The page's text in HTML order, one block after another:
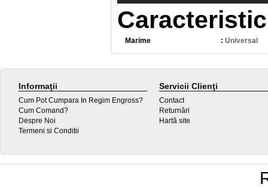
Marime : Universal
Informaţii
Cum Pot Cumpara In Regim Engross?
Cum Comand?
Despre Noi
Termeni si Conditii
Servicii Clienţi
Contact
Returnări
Hartă site